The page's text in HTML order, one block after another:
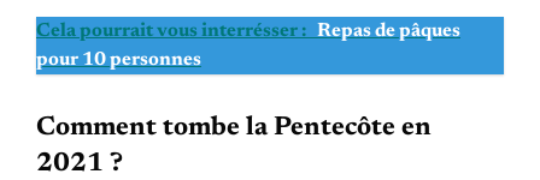
Cela pourrait vous interrésser : Repas de pâques
pour 10 personnes
Comment tombe la Pentecôte en
2021 ?